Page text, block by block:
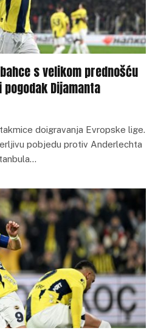
s velikom prednošću
Dijamanta
doigravanja Evropske lige.
pobjedu protiv Anderlechta